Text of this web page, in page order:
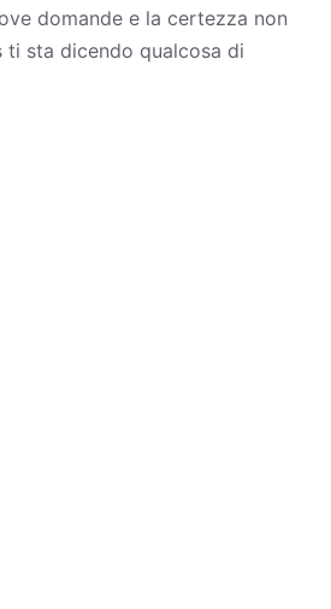
domande e la certezza non
ti sta dicendo qualcosa di